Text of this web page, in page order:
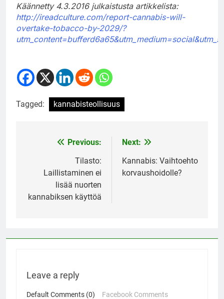
Käännetty 4.3.2016 julkaistusta artikkelista:
http://ireadculture.com/report-cannabis-will-
overtake-tobacco-by-2029/?
Tagged: kannabisteollisuus
navigation
Previous:
Tilasto:
Laillistaminen ei
lisää nuorten
kannabiksen käyttöä
Next:
Kannabis: Vaihtoehto
korvaushoidolle?
Leave a reply
Default Comments (0) Facebook Comments